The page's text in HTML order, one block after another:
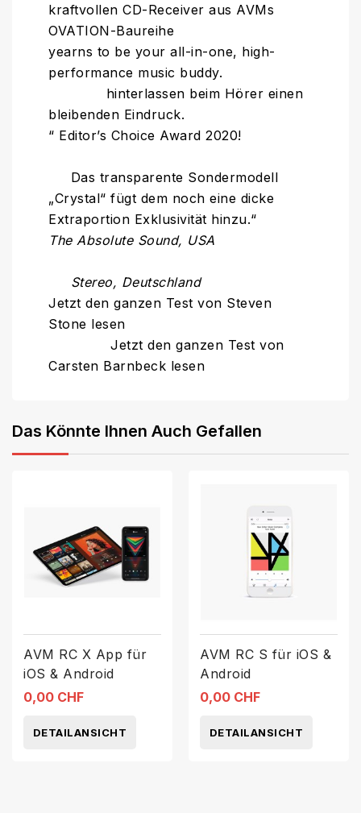
kraftvollen CD-Receiver aus AVMs
OVATION-Baureihe
yearns to be your all-in-one, high-
performance music buddy.
hinterlassen beim Hörer einen
bleibenden Eindruck.
“ Editor’s Choice Award 2020!
Das transparente Sondermodell
„Crystal“ fügt dem noch eine dicke
Extraportion Exklusivität hinzu.“
The Absolute Sound, USA
Stereo, Deutschland
Jetzt den ganzen Test von Steven
Stone lesen
Jetzt den ganzen Test von
Carsten Barnbeck lesen
Das Könnte Ihnen Auch Gefallen
AVM RC X App für
iOS & Android
0,00 CHF
DETAILANSICHT
AVM RC S für iOS &
Android
0,00 CHF
DETAILANSICHT